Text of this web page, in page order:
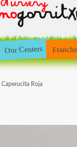
Our Centers
Caperucita Roja